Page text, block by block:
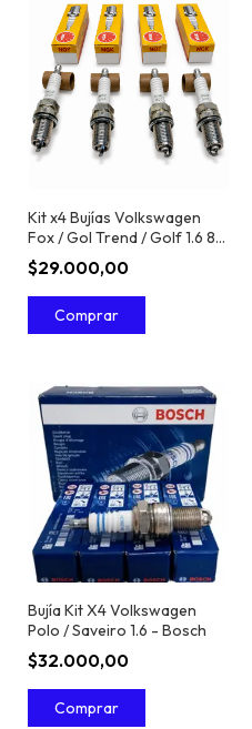
Kit x4 Bujías Volkswagen
Fox / Gol Trend / Golf 1.6 8V
Nafta
$29.000,00
Bujía Kit X4 Volkswagen
Polo / Saveiro 1.6 - Bosch
$32.000,00